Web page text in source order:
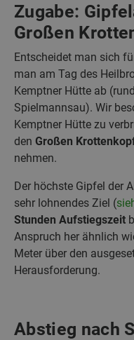
Zugabe:
Großen
Entscheidet man sich
man am Tag des
Kemptner Hütte ab
Spielmannsau). Wir
Kemptner Hütte zu
den Großen
nehmen.
Der höchste Gipfel der
sehr lohnendes Ziel (
Stunden Aufstiegszeit
Anspruch her ähnlich
Meter über den
Herausforderung.
Abstieg nach